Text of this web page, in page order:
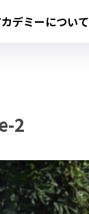
デミーについて
2